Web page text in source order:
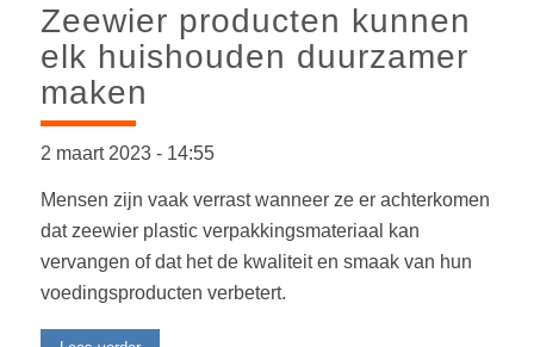
Zeewier producten kunnen
elk huishouden duurzamer
maken
2 maart 2023 -14:55
Mensen zijn vaak verrast wanneer ze er achterkomen
dat zeewier plastic verpakkingsmateriaal kan
vervangen of dat het de kwaliteit en smaak van hun
voedingsproducten verbetert.